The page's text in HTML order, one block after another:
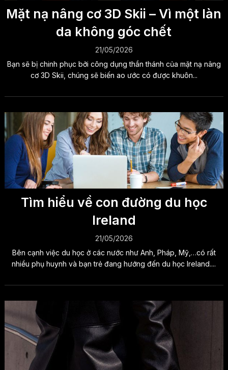
Mặt nạ nâng cơ 3D Skii – Vì một làn
da không góc chết
21/05/2026
Bạn sẽ bị chinh phục bởi công dụng thần thánh của mặt nạ nâng
cơ 3D Skii, chúng sẽ biến ao ước có được khuôn...
Tìm hiểu về con đường du học
Ireland
21/05/2026
Bên cạnh việc du học ở các nước như Anh, Pháp, Mỹ,…có rất
nhiều phụ huynh và bạn trẻ đang hướng đến du học Ireland....